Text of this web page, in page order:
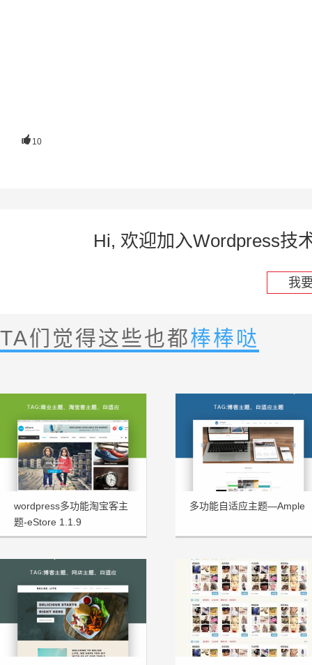
 10
Hi, 欢迎加入Wordpress技
我
TA们觉得这些也都棒棒哒
wordpress多功能淘宝客主
题-eStore 1.1.9
多功能自适应主题—Ample